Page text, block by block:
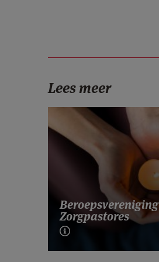
Lees meer
Beroepsvereniging
Zorgpastores